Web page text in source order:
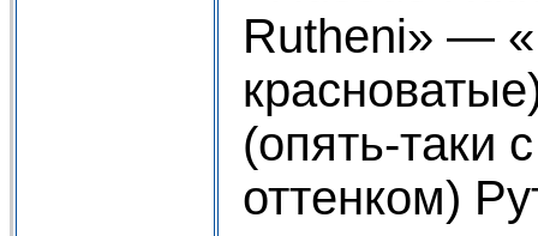
Rutheni» —
(опять-таки
оттенком)